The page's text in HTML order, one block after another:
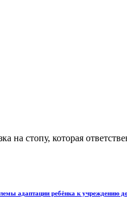
на стопу, которая
адаптации ребёнка к учреждению